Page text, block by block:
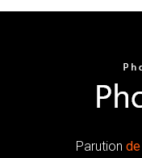
Parution de